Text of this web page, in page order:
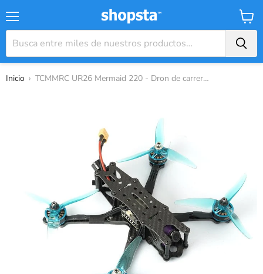
Carrito
Inicio › TCMMRC UR26 Mermaid 220 - Dron de carreras...